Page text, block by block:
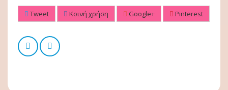
Tweet Κοινή χρήση Google+ Pinterest